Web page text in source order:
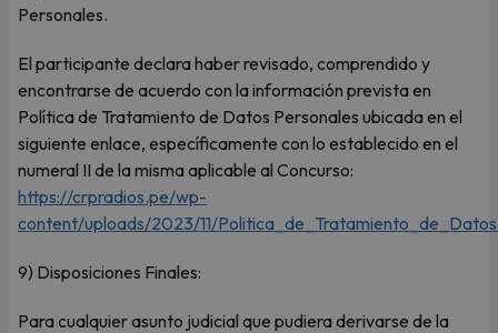
Personales.
El participante declara haber revisado, comprendido y
encontrarse de acuerdo con la información prevista en
Política de Tratamiento de Datos Personales ubicada en el
siguiente enlace, específicamente con lo establecido en el
numeral II de la misma aplicable al Concurso:
https://crpradios.pe/wp-
content/uploads/2023/11/
9) Disposiciones Finales:
Para cualquier asunto judicial que pudiera derivarse de la